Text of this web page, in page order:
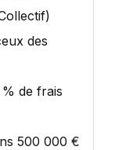
des
de frais
500 000 €